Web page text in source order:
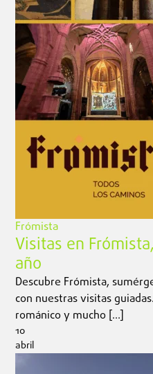
Frómista
Visitas en
año
Descubre Frómista,
con nuestras visitas
románico y mucho […]
10
abril